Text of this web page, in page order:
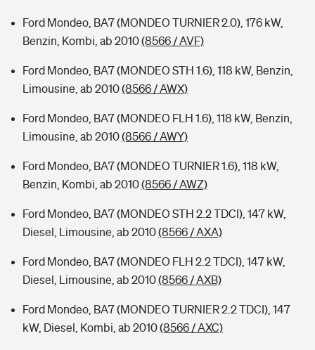
Ford Mondeo, BA7 (MONDEO TURNIER 2.0), 176 kW,
Benzin, Kombi, ab 2010(8566 / AVF)
Ford Mondeo, BA7 (MONDEO STH 1.6), 118 kW, Benzin,
Limousine, ab 2010(8566 / AWX)
Ford Mondeo, BA7 (MONDEO FLH 1.6), 118 kW, Benzin,
Limousine, ab 2010(8566 / AWY)
Ford Mondeo, BA7 (MONDEO TURNIER 1.6), 118 kW,
Benzin, Kombi, ab 2010(8566 / AWZ)
Ford Mondeo, BA7 (MONDEO STH 2.2 TDCI), 147 kW,
Diesel, Limousine, ab 2010(8566 / AXA)
Ford Mondeo, BA7 (MONDEO FLH 2.2 TDCI), 147 kW,
Diesel, Limousine, ab 2010(8566 / AXB)
Ford Mondeo, BA7 (MONDEO TURNIER 2.2 TDCI), 147
kW, Diesel, Kombi, ab 2010(8566 / AXC)